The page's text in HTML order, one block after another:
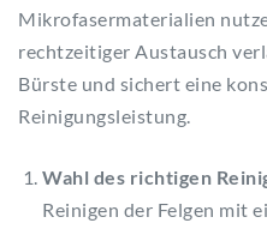
Mikrofasermaterialien
rechtzeitiger Austausch
Bürste und sichert eine
Reinigungsleistung.
Wahl des richtigen
Reinigen der Felgen mit